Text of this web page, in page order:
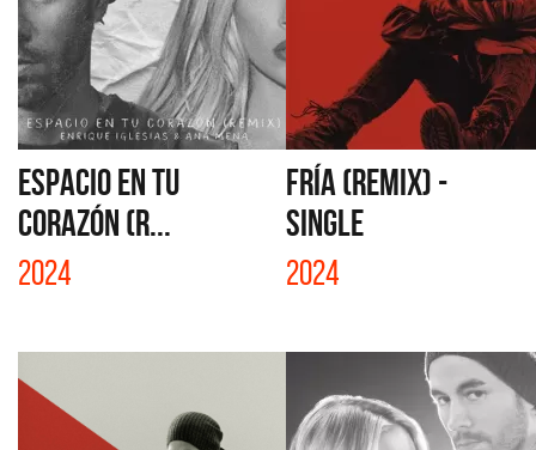
ESPACIO EN TU
CORAZÓN (R...
2024
FRÍA (REMIX) -
SINGLE
2024